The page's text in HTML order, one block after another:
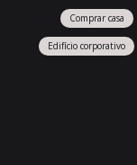
Comprar casa
Edifício corporativo